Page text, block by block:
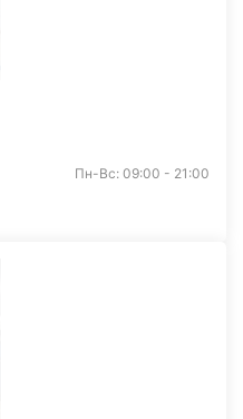
Пн-Вс: 09:00 - 21:00